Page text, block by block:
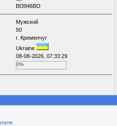
BI3946BO
Мужской
50
г. Кременчуг
Ukraine
08-08-2026, 07:33:29
0%